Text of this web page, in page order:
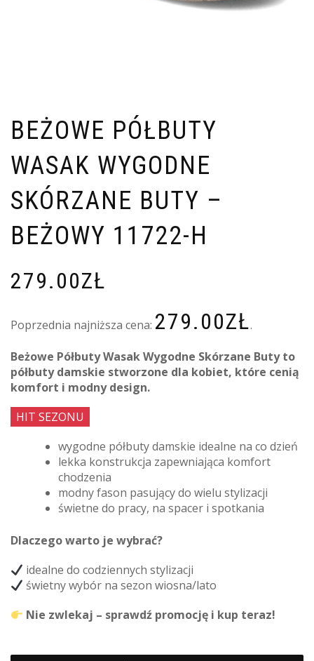
BEŻOWE PÓŁBUTY
WASAK WYGODNE
SKÓRZANE BUTY –
BEŻOWY 11722-H
279.00ZŁ
Poprzednia najniższa cena: 279.00ZŁ.
Beżowe Półbuty Wasak Wygodne Skórzane Buty to
półbuty damskie stworzone dla kobiet, które cenią
komfort i modny design.
HIT SEZONU
wygodne półbuty damskie idealne na co dzień
lekka konstrukcja zapewniająca komfort
chodzenia
modny fason pasujący do wielu stylizacji
świetne do pracy, na spacer i spotkania
Dlaczego warto je wybrać?
idealne do codziennych stylizacji
świetny wybór na sezon wiosna/lato
Nie zwlekaj – sprawdź promocję i kup teraz!